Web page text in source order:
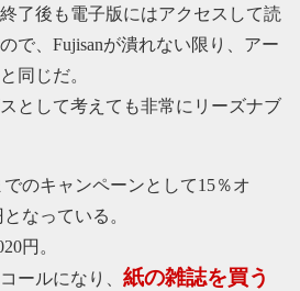
了後も電子版にはアクセスして読
で、Fujisanが潰れない限り、アー
同じだ。
として考えても非常にリーズナブ
のキャンペーンとして15％オ
なっている。
円。
ールになり、 紙の雑誌を買う